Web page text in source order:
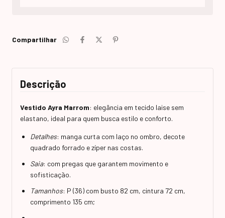
Compartilhar
Descrição
Vestido Ayra Marrom: elegância em tecido laise sem
elastano, ideal para quem busca estilo e conforto.
Detalhes: manga curta com laço no ombro, decote
quadrado forrado e zíper nas costas.
Saia: com pregas que garantem movimento e
sofisticação.
Tamanhos: P (36) com busto 82 cm, cintura 72 cm,
comprimento 135 cm;